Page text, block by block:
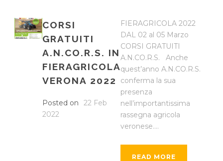
CORSI
GRATUITI
A.N.CO.R.S. IN
FIERAGRICOLA
VERONA 2022
Posted on
22 Feb
2022
FIERAGRICOLA 2022
DAL 02 al 05 Marzo
CORSI GRATUITI
A.N.CO.R.S. Anche
quest’anno A.N.CO.R.S.
conferma la sua
presenza
nell’importantissima
rassegna agricola
veronese....
READ MORE